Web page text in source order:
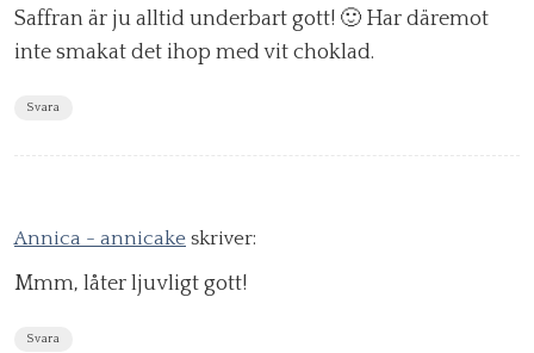
Saffran är ju alltid underbart gott! 🙂 Har däremot
inte smakat det ihop med vit choklad.
Svara
Annica - annicake skriver:
Mmm, låter ljuvligt gott!
Svara